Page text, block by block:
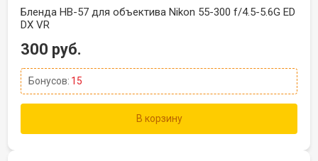
Бленда HB-57 для объектива Nikon 55-300 f/4.5-5.6G ED
DX VR
300 руб.
Бонусов: 15
В корзину